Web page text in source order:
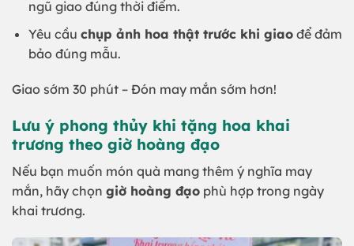
ngũ giao đúng thời điểm.
Yêu cầu chụp ảnh hoa thật trước khi giaođể đảm
bảo đúng mẫu.
Giao sớm 30 phút – Đón may mắn sớm hơn!
Lưu ý phong thủy khi tặng hoa khai
trương theo giờ hoàng đạo
Nếu bạn muốn món quà mang thêm ý nghĩa may
mắn, hãy chọn giờ hoàng đạo phù hợp trong ngày
khai trương.